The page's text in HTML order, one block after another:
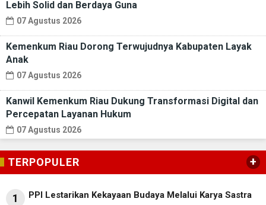
Lebih Solid dan Berdaya Guna
07 Agustus 2026
Kemenkum Riau Dorong Terwujudnya Kabupaten Layak
Anak
07 Agustus 2026
Kanwil Kemenkum Riau Dukung Transformasi Digital dan
Percepatan Layanan Hukum
07 Agustus 2026
TERPOPULER +
1 PPI Lestarikan Kekayaan Budaya Melalui Karya Sastra